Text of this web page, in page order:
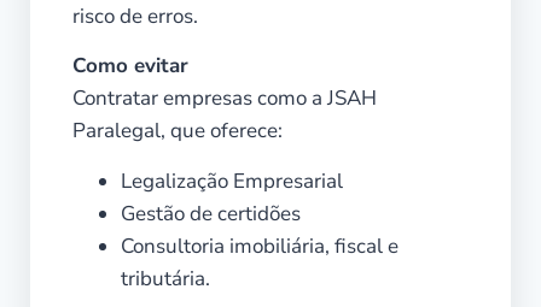
risco de erros.
Como evitar
Contratar empresas como a JSAH
Paralegal, que oferece:
Legalização Empresarial
Gestão de certidões
Consultoria imobiliária, fiscal e
tributária.